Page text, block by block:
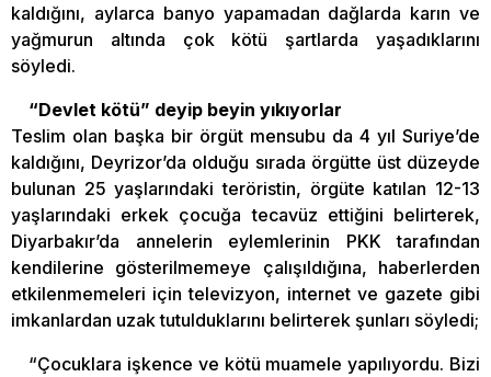
kaldığını, aylarca banyo yapamadan dağlarda karın ve
yağmurun altında çok kötü şartlarda yaşadıklarını
söyledi.
“Devlet kötü” deyip beyin yıkıyorlar
Teslim olan başka bir örgüt mensubu da 4 yıl Suriye’de
kaldığını, Deyrizor’da olduğu sırada örgütte üst düzeyde
bulunan 25 yaşlarındaki teröristin, örgüte katılan 12-13
yaşlarındaki erkek çocuğa tecavüz ettiğini belirterek,
Diyarbakır’da annelerin eylemlerinin PKK tarafından
kendilerine gösterilmemeye çalışıldığına, haberlerden
etkilenmemeleri için televizyon, internet ve gazete gibi
imkanlardan uzak tutulduklarını belirterek şunları söyledi;
“Çocuklara işkence ve kötü muamele yapılıyordu. Bizi